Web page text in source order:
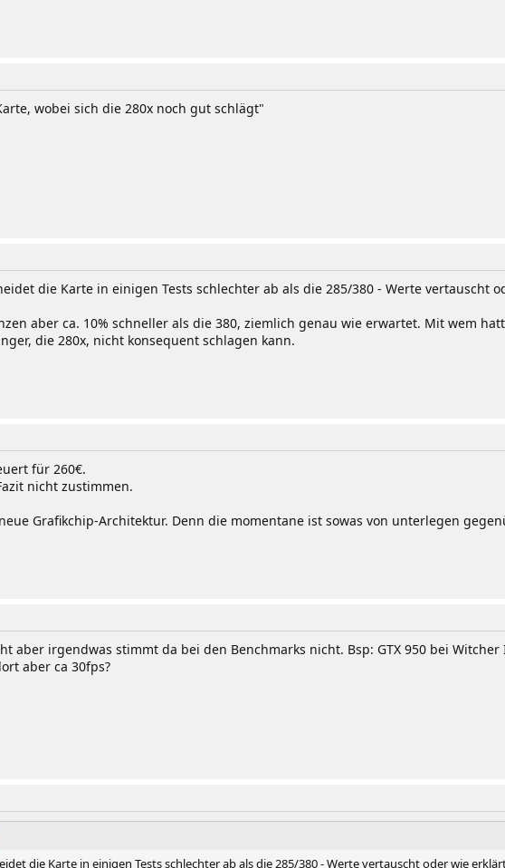
wobei sich die 280x noch gut schlägt"
die Karte in einigen Tests schlechter ab als die 285/380 - Werte vertauscht
aber ca. 10% schneller als die 380, ziemlich genau wie erwartet. Mit wem
die 280x, nicht konsequent schlagen kann.
für 260€.
nicht zustimmen.
Grafikchip-Architektur. Denn die momentane ist sowas von unterlegen
aber irgendwas stimmt da bei den Benchmarks nicht. Bsp: GTX 950 bei
aber ca 30fps?
die Karte in einigen Tests schlechter ab als die 285/380 - Werte vertauscht oder wie